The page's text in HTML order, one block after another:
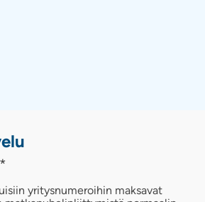
*
yritysnumeroihin maksavat